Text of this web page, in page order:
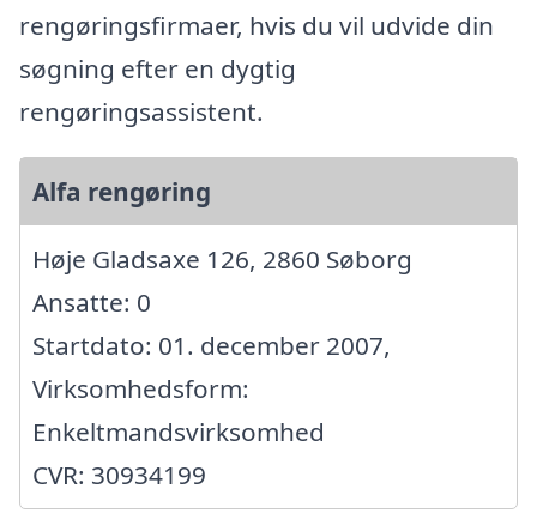
rengøringsfirmaer, hvis du vil udvide din
søgning efter en dygtig
rengøringsassistent.
Alfa rengøring
Høje Gladsaxe 126, 2860 Søborg
Ansatte: 0
Startdato: 01. december 2007,
Virksomhedsform:
Enkeltmandsvirksomhed
CVR: 30934199